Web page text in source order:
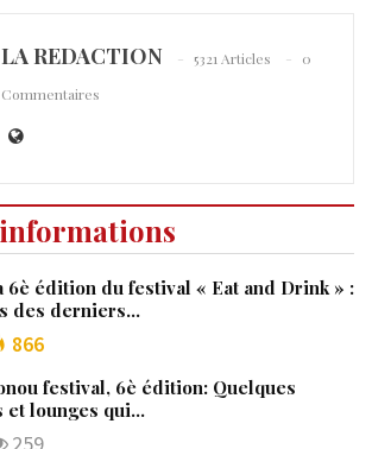
LA REDACTION 5321 Articles
0
Commentaires
6è édition du festival « Eat and Drink » :
des derniers…
866
festival, 6è édition: Quelques
et lounges qui…